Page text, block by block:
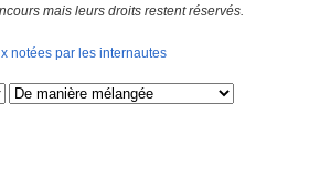
mais leurs droits restent réservés.
notées par les internautes